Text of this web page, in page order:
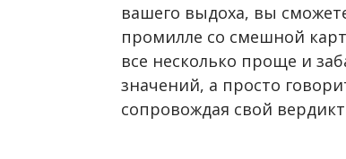
вашего выдоха, вы
промилле со смешной
все несколько проще и
значений, а просто
сопровождая свой